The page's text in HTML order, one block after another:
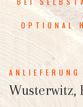
OPTIONAL
Wusterwitz,